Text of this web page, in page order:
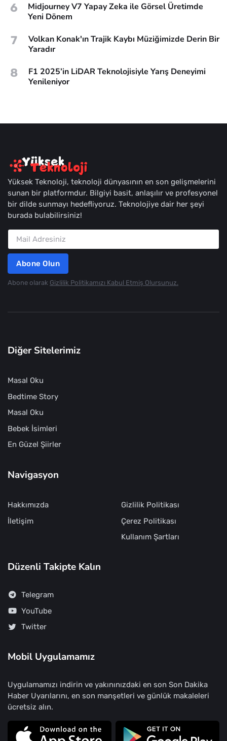
6
Midjourney V7 Yapay Zeka ile Görsel Üretimde
Yeni Dönem
7
Volkan Konak'ın Trajik Kaybı Müziğimizde Derin Bir
Yaradır
8
F1 2025’in LiDAR Teknolojisiyle Yarış Deneyimi
Yenileniyor
Yüksek Teknoloji, teknoloji dünyasının en son gelişmelerini
sunan bir platformdur. Bilgiyi basit, anlaşılır ve profesyonel
bir dilde sunmayı hedefliyoruz. Teknolojiye dair her şeyi
burada bulabilirsiniz!
Abone Olun
Abone olarak Gizlilik Politikamızı Kabul Etmiş Olursunuz.
Diğer Sitelerimiz
Masal Oku
Bedtime Story
Masal Oku
Bebek İsimleri
En Güzel Şiirler
Navigasyon
Hakkımızda
İletişim
Gizlilik Politikası
Çerez Politikası
Kullanım Şartları
Düzenli Takipte Kalın
Telegram
YouTube
Twitter
Mobil Uygulamamız
Uygulamamızı indirin ve yakınınızdaki en son Son Dakika
Haber Uyarılarını, en son manşetleri ve günlük makaleleri
ücretsiz alın.